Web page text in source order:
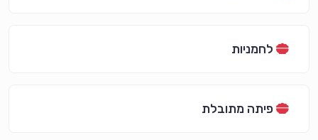
לחמניות
פיתה מתובלת